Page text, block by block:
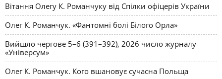
Вітання Олегу К. Романчуку від Спілки офіцерів України
Олег К. Романчук. «Фантомні болі Білого Орла»
Вийшло чергове 5–6 (391–392), 2026 число журналу
«Універсум»
Олег К. Романчук. Кого вшановує сучасна Польща